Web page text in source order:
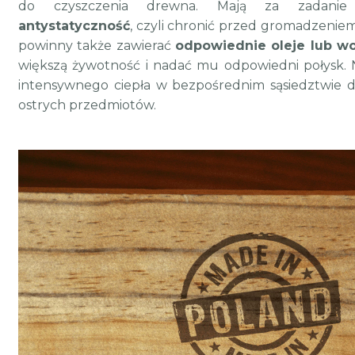
do czyszczenia drewna. Mają za zadanie
antystatyczność, czyli chronić przed
powinny także zawierać odpowiednie oleje lub
większą żywotność i nadać mu odpowiedni połysk.
intensywnego ciepła w bezpośrednim sąsiedztwie
ostrych przedmiotów.